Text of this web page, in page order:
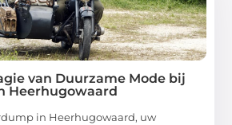
van Duurzame Mode bij
Heerhugowaard
in Heerhugowaard, uw